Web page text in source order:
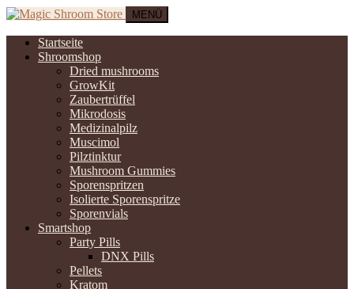
MENÜ
Startseite
Shroomshop
Dried mushrooms
GrowKit
Zaubertrüffel
Mikrodosis
Medizinalpilz
Muscimol
Pilztinktur
Mushroom Gummies
Sporenspritzen
Isolierte Sporenspritze
Sporenvials
Smartshop
Party Pills
DNX Pills
Pellets
Kratom